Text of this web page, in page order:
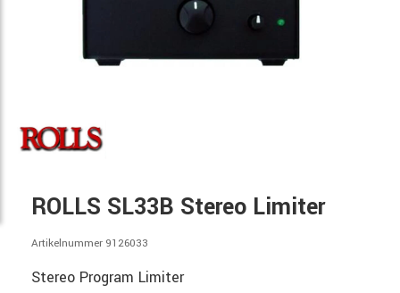
ROLLS SL33B Stereo Limiter
Artikelnummer 9126033
Stereo Program Limiter